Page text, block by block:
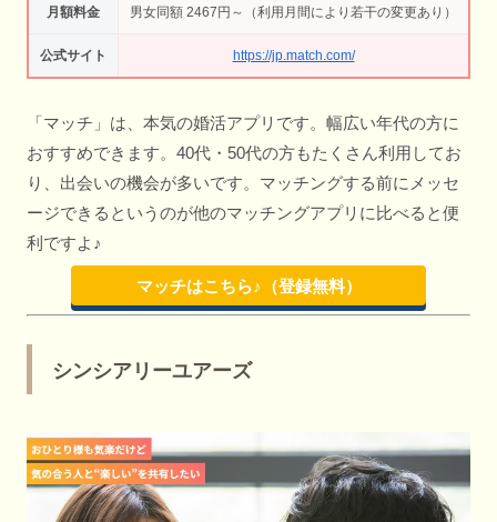
月額料金 男女同額 2467円～（利用月間により若干の変更あり）
公式サイト https://jp.match.com/
「マッチ」は、本気の婚活アプリです。幅広い年代の方に
おすすめできます。40代・50代の方もたくさん利用してお
り、出会いの機会が多いです。マッチングする前にメッセ
ージできるというのが他のマッチングアプリに比べると便
利ですよ♪
マッチはこちら♪（登録無料）
シンシアリーユアーズ